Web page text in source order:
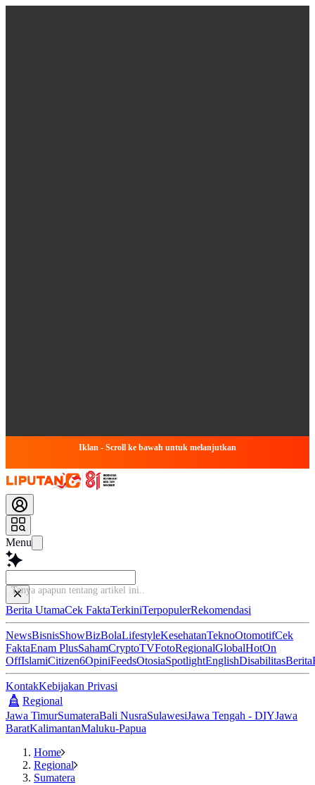
Iklan - Scroll ke bawah untuk melanjutkan
Menu
Tanya apapun tentang artikel ini...
Berita UtamaCek FaktaTerkiniTerpopulerRekomendasi
NewsBisnisShowBizBolaLifestyleKesehatanTeknoOtomotifCek
FaktaEnam PlusSahamCryptoTVFotoRegionalGlobalHotOn
OffIslamiCitizen6OpiniFeedsOtosiaSpotlightEnglishDisabilitasBerita
KontakKebijakan Privasi
Regional
Jawa TimurSumateraBali NusraSulawesiJawa Tengah - DIYJawa
BaratKalimantanMaluku-Papua
Home
Regional
Sumatera